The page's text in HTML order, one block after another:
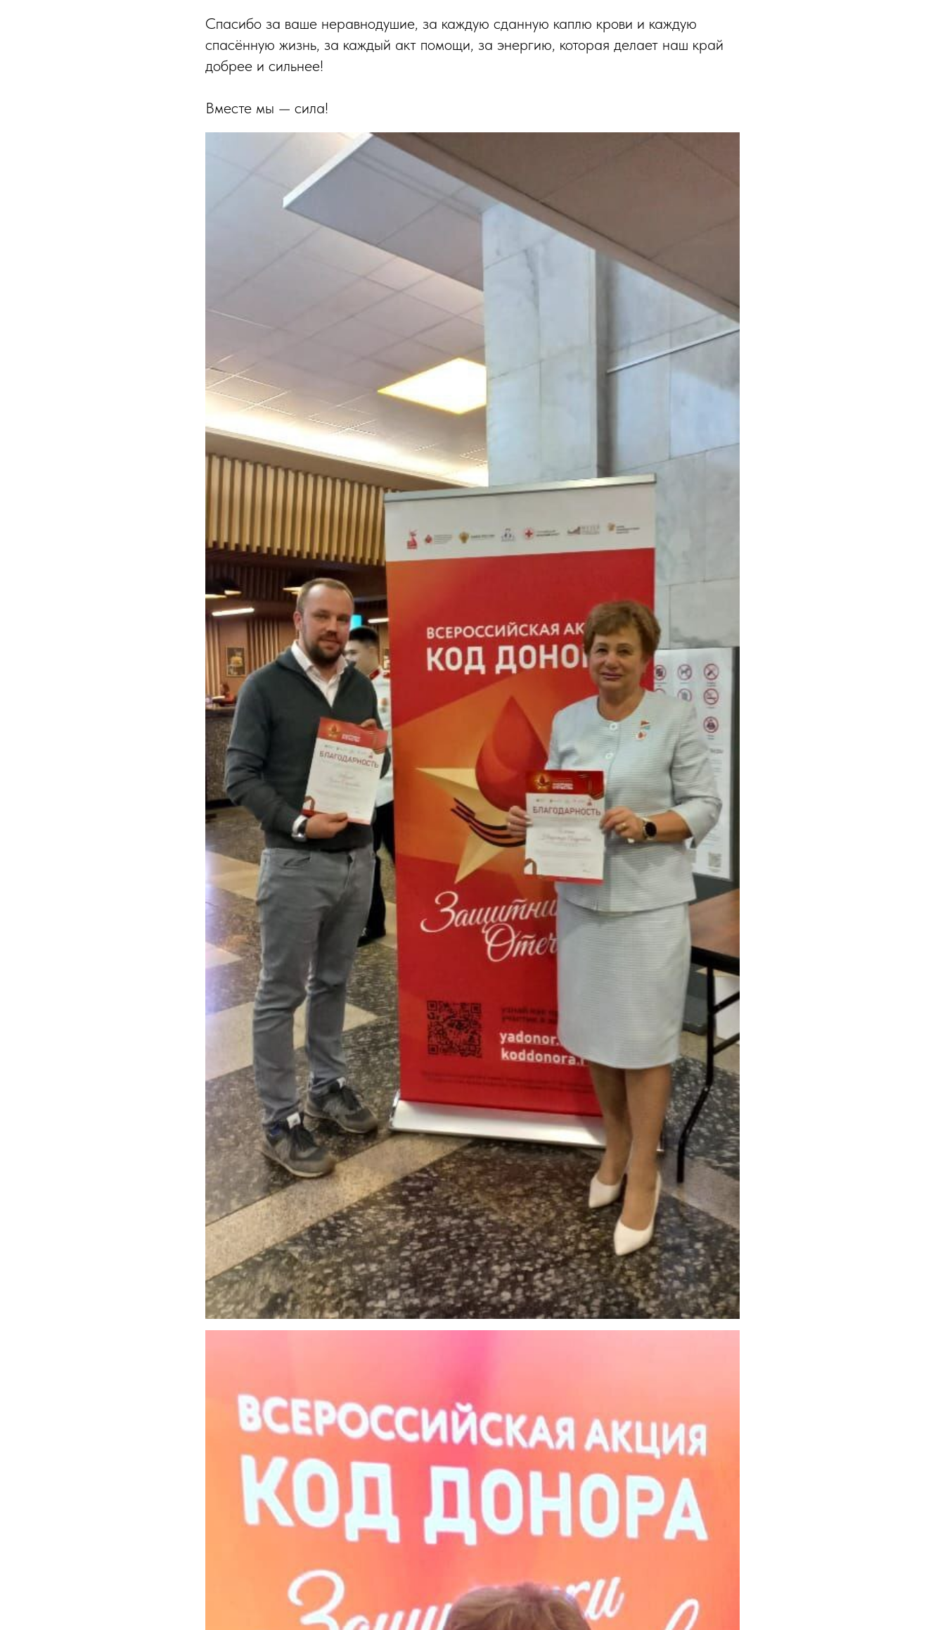
Спасибо за ваше неравнодушие, за каждую сданную каплю крови и каждую
спасённую жизнь, за каждый акт помощи, за энергию, которая делает наш край
добрее и сильнее!
Вместе мы — сила!